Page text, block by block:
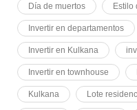
Día de muertos Estilo
Invertir en departamentos
Invertir en Kulkana
Invertir en townhouse
Kulkana Lote